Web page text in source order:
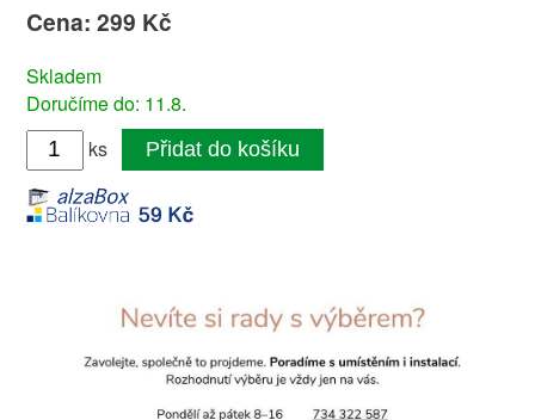
Cena: 299 Kč
Skladem
Doručíme do: 11.8.
ks
Přidat do košíku